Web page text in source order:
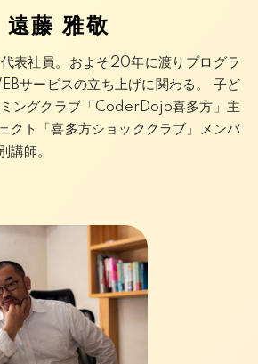
遠藤 雅敬
表社員。およそ20年に渡りプログラ
サービスの立ち上げに関わる。 子ど
ミングクラブ「CoderDojo喜多方」主
クト「喜多方ショッククラブ」メンバ
講師。